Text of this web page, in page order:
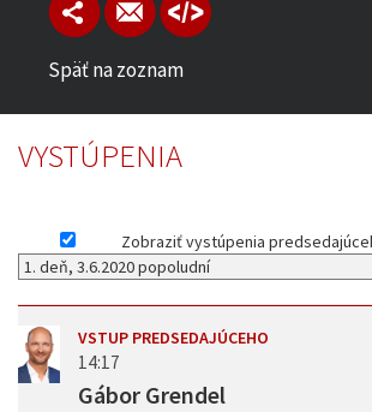
Späť na zoznam
VYSTÚPENIA
Zobraziť vystúpenia
VSTUP PREDSEDAJÚCEHO
14:17
Gábor Grendel